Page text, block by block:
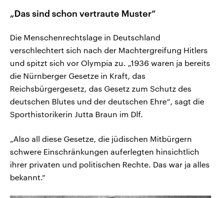
„Das sind schon vertraute Muster“
Die Menschenrechtslage in Deutschland
verschlechtert sich nach der Machtergreifung Hitlers
und spitzt sich vor Olympia zu. „1936 waren ja bereits
die Nürnberger Gesetze in Kraft, das
Reichsbürgergesetz, das Gesetz zum Schutz des
deutschen Blutes und der deutschen Ehre“, sagt die
Sporthistorikerin Jutta Braun im Dlf.
„Also all diese Gesetze, die jüdischen Mitbürgern
schwere Einschränkungen auferlegten hinsichtlich
ihrer privaten und politischen Rechte. Das war ja alles
bekannt.“